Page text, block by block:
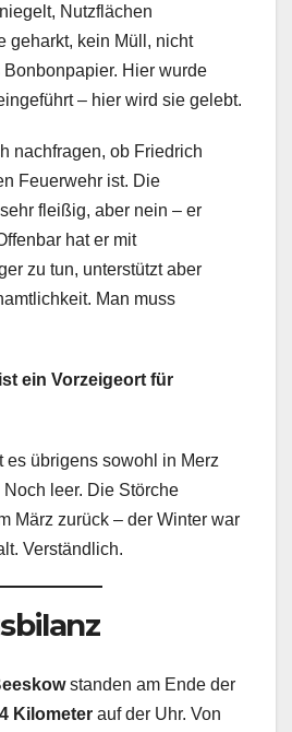
Nutzflächen
geharkt, kein Müll, nicht
Hier wurde
– hier wird sie gelebt.
nachfragen, ob Friedrich
Feuerwehr ist. Die
fleißig, aber nein – er
hat er mit
zu tun, unterstützt aber
Man muss
ein Vorzeigeort für
es übrigens sowohl in Merz
leer. Die Störche
März zurück – der Winter war
Verständlich.
standen am Ende der
Kilometer auf der Uhr. Von